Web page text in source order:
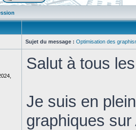
Sujet du message : Optimisation des
Salut à tous
Je suis en
graphiques